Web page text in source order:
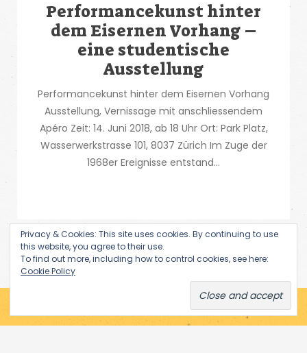
Performancekunst hinter
dem Eisernen Vorhang –
eine studentische
Ausstellung
Performancekunst hinter dem Eisernen Vorhang
Ausstellung, Vernissage mit anschliessendem
Apéro Zeit: 14. Juni 2018, ab 18 Uhr Ort: Park Platz,
Wasserwerkstrasse 101, 8037 Zürich Im Zuge der
1968er Ereignisse entstand...
Privacy & Cookies: This site uses cookies. By continuing to use
this website, you agree to their use.
To find out more, including how to control cookies, see here:
Cookie Policy